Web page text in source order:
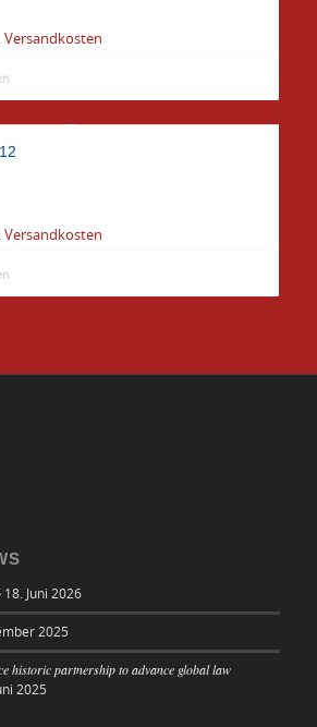
Versandkosten
Versandkosten
18. Juni 2026
2025
historic partnership to advance global law
2025